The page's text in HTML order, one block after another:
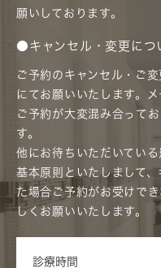
願いしております。
●キャンセル・変更につ
ご予約のキャンセル・ご
にてお願いいたします。
ご予約が大変混み合って
す。
他にお待ちいただいてい
基本原則といたしまして
た場合ご予約がお受けで
しくお願いいたします。
診療時間